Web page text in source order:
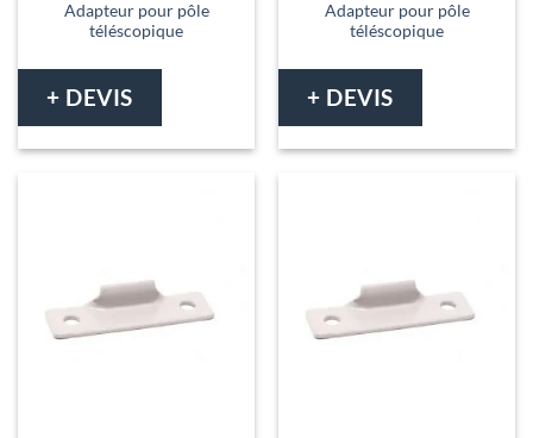
Adapteur pour pôle
téléscopique
+ DEVIS
Adapteur pour pôle
téléscopique
+ DEVIS